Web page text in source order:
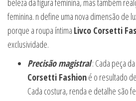
beleza da figura feminina, mas também
feminina. n define uma nova dimensão de
porque a roupa íntima Livco Corsetti
exclusividade.
Precisão magistral: Cada peça
Corsetti Fashioné o resultado
Cada costura, renda e detalhe são